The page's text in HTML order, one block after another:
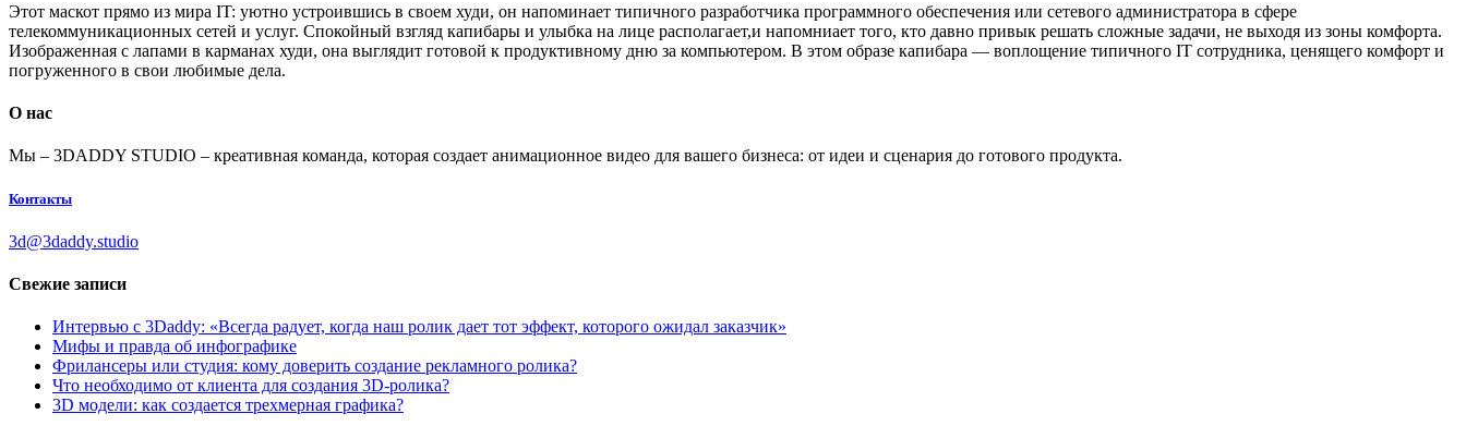
Этот маскот прямо из мира IT: уютно устроившись в своем худи, он напоминает типичного разработчика программного обеспечения или сетевого администратора в сфере
телекоммуникационных сетей и услуг. Спокойный взгляд капибары и улыбка на лице располагает,и напомниает того, кто давно привык решать сложные задачи, не выходя из зоны комфорта.
Изображенная с лапами в карманах худи, она выглядит готовой к продуктивному дню за компьютером. В этом образе капибара — воплощение типичного IT сотрудника, ценящего комфорт и
погруженного в свои любимые дела.
О нас
Мы – 3DADDY STUDIO – креативная команда, которая создает анимационное видео для вашего бизнеса: от идеи и сценария до готового продукта.
Контакты
3d@3daddy.studio
Свежие записи
Интервью с 3Daddy: «Всегда радует, когда наш ролик дает тот эффект, которого ожидал заказчик»
Мифы и правда об инфографике
Фрилансеры или студия: кому доверить создание рекламного ролика?
Что необходимо от клиента для создания 3D-ролика?
3D модели: как создается трехмерная графика?